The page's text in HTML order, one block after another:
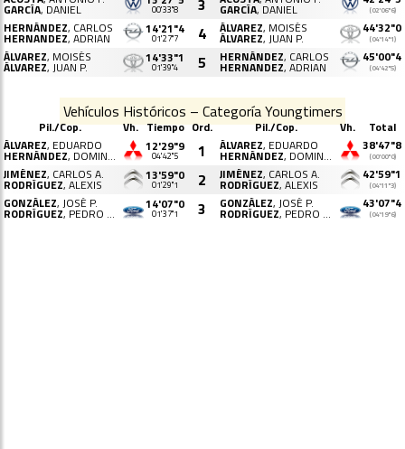
GARCÍA, DANIEL 00'33"8 3 GARCÍA, DANIEL (02'06"6)
HERNÁNDEZ, CARLOS
HERNANDEZ, ADRIAN
14'21"4
01'27"7 4 ÁLVAREZ, MOISÉS
ÁLVAREZ, JUAN P.
44'32"0
(04'14"1)
ÁLVAREZ, MOISÉS
ÁLVAREZ, JUAN P.
14'33"1
01'39"4 5 HERNÁNDEZ, CARLOS
HERNANDEZ, ADRIAN
45'00"4
(04'42"5)
Vehículos Históricos – Categoría Youngtimers
Pil./Cop. Vh. Tiempo Ord. Pil./Cop. Vh.
Total
ÁLVAREZ, EDUARDO
HERNÁNDEZ, DOMINGO J.
12'29"9
04'42"5 1 ÁLVAREZ, EDUARDO
HERNÁNDEZ, DOMINGO J.
38'47"8
(00'00"0)
JIMÉNEZ, CARLOS A.
RODRÍGUEZ, ALEXIS
13'59"0
01'29"1 2 JIMÉNEZ, CARLOS A.
RODRÍGUEZ, ALEXIS
42'59"1
(04'11"3)
GONZÁLEZ, JOSÉ P.
RODRÍGUEZ, PEDRO M.
14'07"0
01'37"1 3 GONZÁLEZ, JOSÉ P.
RODRÍGUEZ, PEDRO M.
43'07"4
(04'19"6)